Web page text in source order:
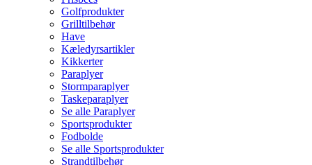
Golfprodukter
Grilltilbehør
Have
Kæledyrsartikler
Kikkerter
Paraplyer
Stormparaplyer
Taskeparaplyer
Se alle Paraplyer
Sportsprodukter
Fodbolde
Se alle Sportsprodukter
Strandtilbehør